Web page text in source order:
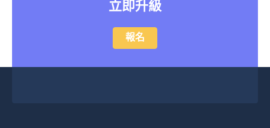
立即升級
報名